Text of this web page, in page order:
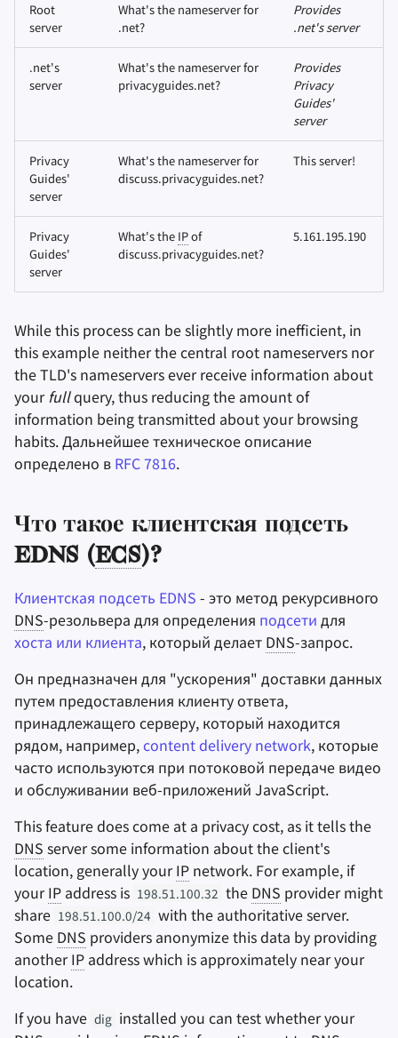
Root
server
What's the nameserver for
.net?
Provides
.net's server
.net's
server
What's the nameserver for
privacyguides.net?
Provides
Privacy
Guides'
server
Privacy
Guides'
server
What's the nameserver for
discuss.privacyguides.net?
This server!
Privacy
Guides'
server
What's the IPof
discuss.privacyguides.net?
5.161.195.190
While this process can be slightly more inefficient, in
this example neither the central root nameservers nor
the TLD's nameservers ever receive information about
yourfullquery, thus reducing the amount of
information being transmitted about your browsing
habits. Дальнейшее техническое описание
определено в RFC 7816.
Что такое клиентская подсеть
EDNS (ECS)?
Клиентская подсеть EDNS - это метод рекурсивного
DNS-резольвера для определения подсети для
хоста или клиента, который делает DNS-запрос.
Он предназначен для "ускорения" доставки данных
путем предоставления клиенту ответа,
принадлежащего серверу, который находится
рядом, например,content delivery network, которые
часто используются при потоковой передаче видео
и обслуживании веб-приложений JavaScript.
This feature does come at a privacy cost, as it tells the
DNS server some information about the client's
location, generally yourIP network. For example, if
yourIP address is 198.51.100.32 the DNS provider might
share 198.51.100.0/24 with the authoritative server.
Some DNS providers anonymize this data by providing
anotherIP address which is approximately near your
location.
If you have dig installed you can test whether your